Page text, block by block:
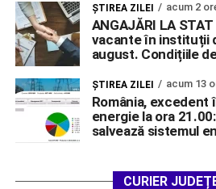
ŞTIREA ZILEI acum 2
ANGAJĂRI LA
vacante în instituții
august. Condițiile
ŞTIREA ZILEI acum 13
România, excedent
energie la ora
salvează sistemul
CURIER